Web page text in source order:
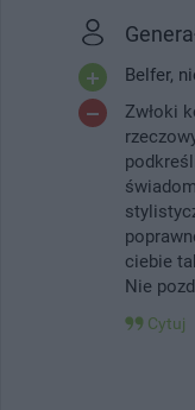
Belfer,
Zwłoki
ciebie
Nie
Cytuj